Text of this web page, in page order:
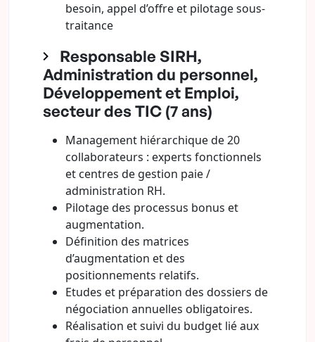
besoin, appel d’offre et pilotage sous-
traitance
Responsable SIRH,
Administration du personnel,
Développement et Emploi,
secteur des TIC (7 ans)
Management hiérarchique de 20
collaborateurs : experts fonctionnels
et centres de gestion paie /
administration RH.
Pilotage des processus bonus et
augmentation.
Définition des matrices
d’augmentation et des
positionnements relatifs.
Etudes et préparation des dossiers de
négociation annuelles obligatoires.
Réalisation et suivi du budget lié aux